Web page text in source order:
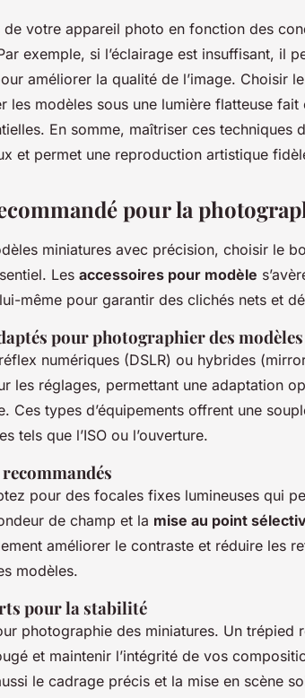
votre appareil photo en fonction des
exemple, si l’éclairage est insuffisant, il
améliorer la qualité de l’image. Choisir
les modèles sous une lumière flatteuse fait
En somme, maîtriser ces techniques
et permet une reproduction artistique
pour la
miniatures avec précision, choisir le
Les accessoires pour modèle
même pour garantir des clichés nets et
pour photographier des modèles
numériques (DSLR) ou hybrides
les réglages, permettant une ​adaptation​
Ces types d’équipements offrent une
tels que l’ISO ou l’ouverture.
pour des focales fixes lumineuses qui
de champ et la mise au point
améliorer le contraste et réduire les
modèles.
pour la stabilité
photographie des miniatures. Un trépied
et maintenir l’intégrité de vos
le cadrage précis et la mise en scène